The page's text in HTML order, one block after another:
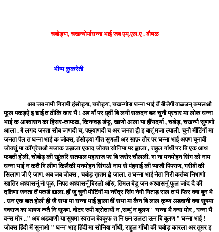
चबोड्या, चखन्योर्याघन्ना भाई जब एम्.एल.ए . बौणळ
भीष्म कुकरेती
अब जब नामी गिरामी हंसोड्या, चबोड्या, चखन्योरा घन्ना भाई तैं बीजेपी वाळउन् कमलऔ
फूल पकड़ऐ इ द्याई त ठीकि कार भै ! अब याँ पर छ्वीं बि लगी सकदन बल चुनौ प्रचार मा लोक घन्ना
भाई क आश्वासन का हिसर-काफळ, किनग्वड़ डंफू, खाणो आला या हौंसदर्या , चबोड़, चखन्यौ सुणणो
आला . मै लगद जनता सौब जाणदी च, पछ्याणदी च अर जनता द्वी इ बातुं मजा ल्याली. चुनौ मीटिंगों मा
जनता पैल त घन्ना भाई क जोक्स, हंसोड्या गीत सुणली अर साफ़ तौर पर घन्ना भाई अपण चुनावी
जोक्सुं मा कौंग्रेसऔ मजाक उड़ाला एकाद जोक्स सोनिया पर ह्वाला , राहुल गांधी पर बि एक आध
फबती होली, चोबोड़ की खुंकरि सतपाल महाराज पर बि जरोर चौलली. ना ना मनमोहन सिंग को नाम
घन्ना भाई न कतै नि लीण किलैकी मनमोहन सिंगऔ नाम से मंहगाई की प्याजौ पिपराण, गरीबी की
सिलाण जी ऐ जाण. अब जब जोक्स , चबोड़ ख़तम ह्व़े जाला. त घन्ना भाई नेता गिरी कर्तब्य निभाणो
खातिर अश्वासनुं नौ पूळ, निपट अश्वासनूँ बिरल़ो औंरु, तिमल बेडु जन अश्वासनुं फूल जांद दै की
दक्षिणा जनता तैं पकडै द्याला. हाँ जु चुनौ मीटिंगों मा नरेंद्र सिंग नेगी गिताड़ राल त भै फिर क्या बुन भै
. उन एक बात होली ही जै सभा मा घन्ना भाई ह्वाला वीं सभा मा कैन बि लाल कृष्ण अडवानी क्या सुषमा
स्वराज का भाषण कतै नि सुणण. वोटर रूपी श्रोताओं न ,सब्युं न बुलण " घन्ना भै वन्स मोर , घन्ना भै
वन्स मोर .." अब अडवाणी या सुषमा स्वराज बेवकूफ त नि छन उलटा ऊन बि बुलण " घन्ना भाई !
जोक्स हिंदी में सुनाओ " घन्ना भाइ हिंदी मा सोनिया गाँधी, राहुल गाँधी की चबोड़ कारला अर तुमर इ